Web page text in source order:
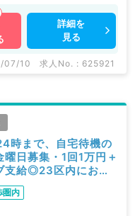
詳細を
見る
07/10 求人No. : 625921
時まで、自宅待機の
日募集・1回1万円＋
支給◎23区内にお住
児科・内科系／非常
圏内